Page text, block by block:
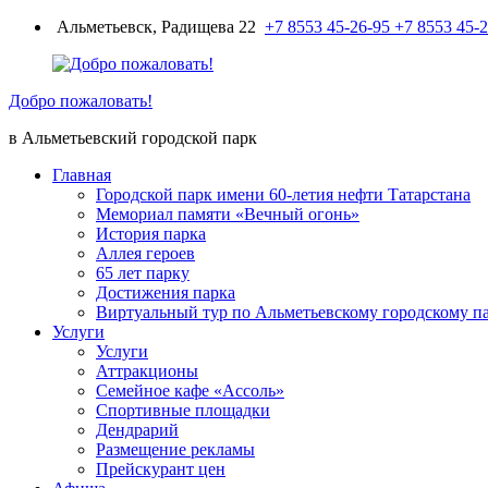
Перейти
содержимому
Альметьевск, Радищева 22 +7 8553 45-26-95 +7 8553 45-
Добро пожаловать!
в Альметьевский городской парк
Главная
Городской парк имени 60-летия нефти Татарстана
Мемориал памяти «Вечный огонь»
История парка
Аллея героев
65 лет парку
Достижения парка
Виртуальный тур по Альметьевскому городскому
Услуги
Услуги
Аттракционы
Семейное кафе «Ассоль»
Спортивные площадки
Дендрарий
Размещение рекламы
Прейскурант цен